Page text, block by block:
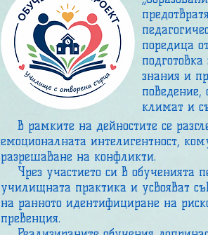
поредица
знания и
климат и
В рамките на дейностите се
емоционалната интелигентност,
разрешаване на конфликти.
Чрез участието си в обученията
училищната практика и усвояват
на ранното идентифициране на
превенция.